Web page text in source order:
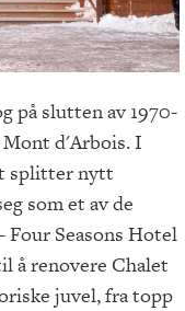
på slutten av 1970-
d'Arbois. I
splitter nytt
som et av de
Seasons Hotel
å renovere Chalet
juvel, fra topp